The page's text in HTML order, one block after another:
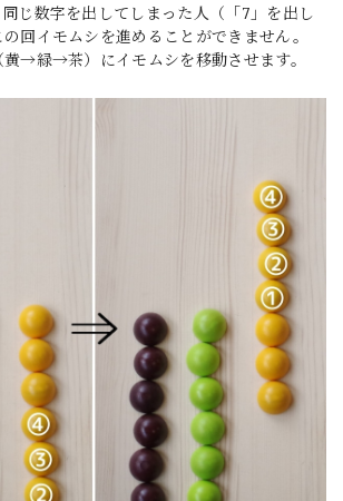
じ数字を出してしまった人（「7」を出し
回イモムシを進めることができません。
→緑→茶）にイモムシを移動させます。